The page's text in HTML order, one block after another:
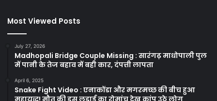
Most Viewed Posts
July 27, 2026
Madhopali Bridge Couple Missing : सारंगढ़ माधोपाली पुल
में पानी के तेज बहाव में बही कार, दंपत्ती लापता
April 6, 2025
Snake Fight Video : एनाकोंडा और मगरमच्छ की बीच हुआ
महायुद्ध! मौत की इस लड़ाई का रोमांच देख कांप उठे लोग